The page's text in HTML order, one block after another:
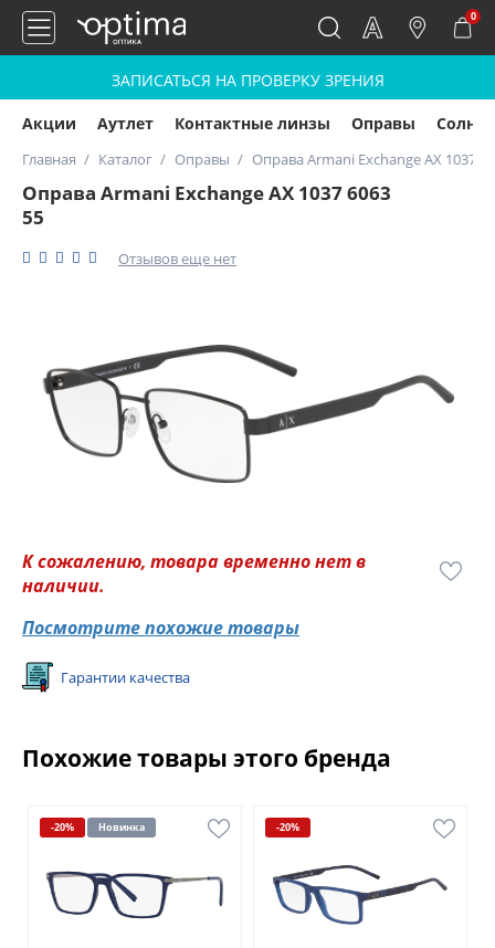
0
ЗАПИСАТЬСЯ НА ПРОВЕРКУ ЗРЕНИЯ
Акции Аутлет Контактные линзы Оправы
Главная Каталог Оправы Оправа Armani Exchange AX 1037
Оправа Armani Exchange AX 1037 6063
55
Отзывов еще нет
К сожалению, товара временно нет в
наличии.
Посмотрите похожие товары
Гарантии качества
Похожие товары этого бренда
-20% Новинка -20%